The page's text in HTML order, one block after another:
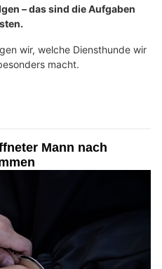
– das sind die Aufgaben
wir, welche Diensthunde wir
macht.
Mann nach